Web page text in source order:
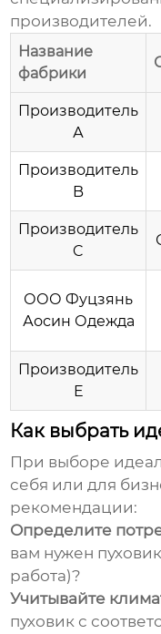
производителей.
Название
фабрики
Производитель
А
Производитель
B
Производитель
C
ООО Фуцзянь
Аосин Одежда
Производитель
E
Как выбрать
При выборе
себя или для
рекомендации:
Определите
вам нужен
работа)?
Учитывайте
пуховик с